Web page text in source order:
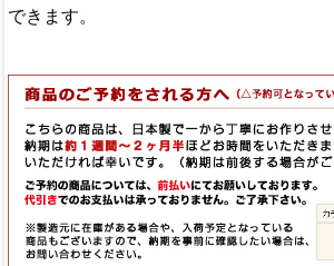
できます。